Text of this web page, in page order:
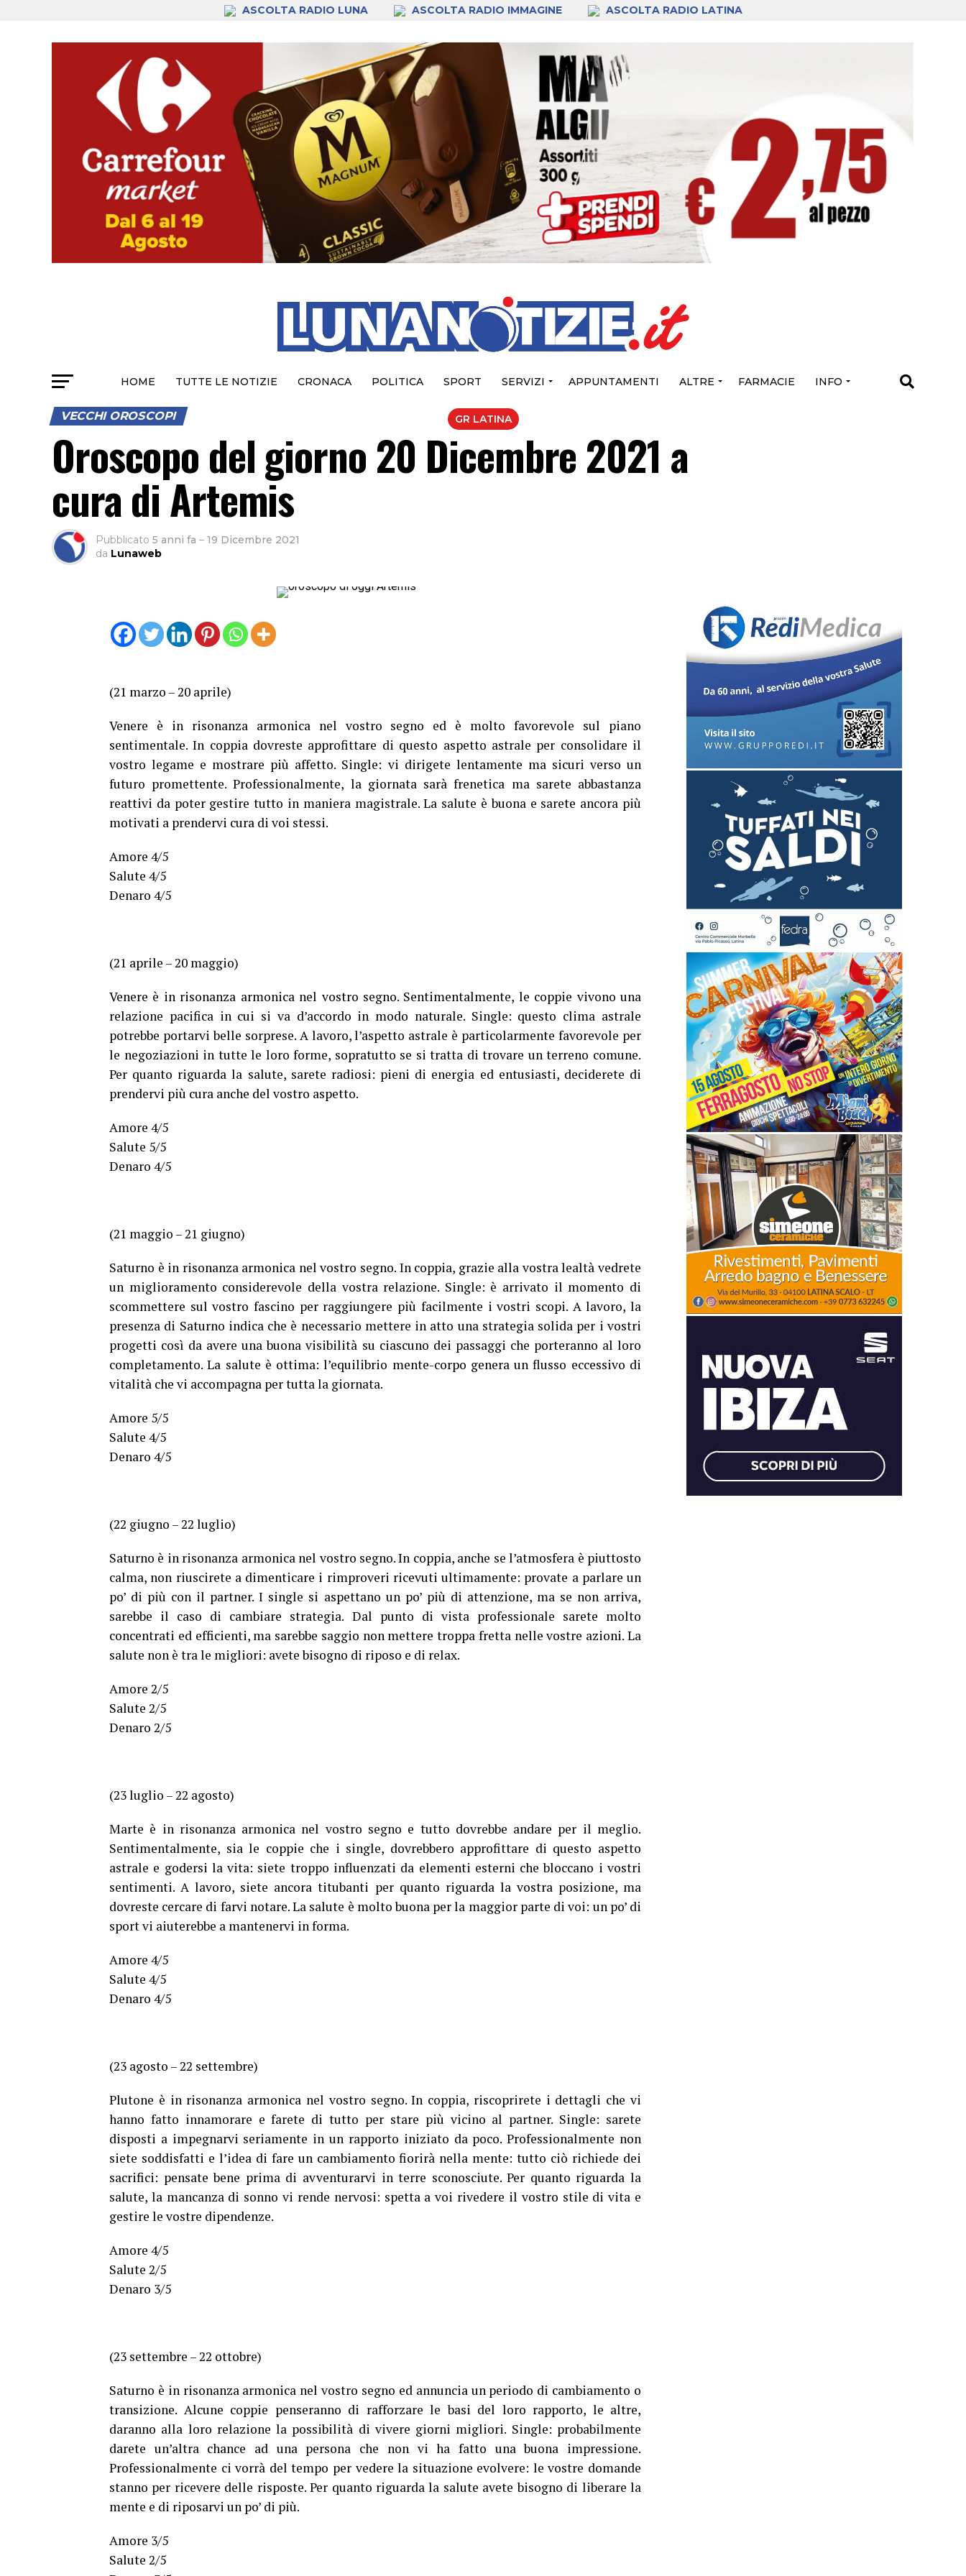
ASCOLTA RADIO LUNA ASCOLTA RADIO IMMAGINE ASCOLTA RADIO LATINA
HOME TUTTE LE NOTIZIE CRONACA POLITICA SPORT SERVIZI APPUNTAMENTI ALTRE FARMACIE INFO
GR LATINA
VECCHI OROSCOPI
Oroscopo del giorno 20 Dicembre 2021 a
cura di Artemis
Pubblicato 5 anni fa – 19 Dicembre 2021
da Lunaweb
(21 marzo – 20 aprile)
Venere è in risonanza armonica nel vostro segno ed è molto favorevole sul piano
sentimentale. In coppia dovreste approfittare di questo aspetto astrale per consolidare il
vostro legame e mostrare più affetto. Single: vi dirigete lentamente ma sicuri verso un
futuro promettente. Professionalmente, la giornata sarà frenetica ma sarete abbastanza
reattivi da poter gestire tutto in maniera magistrale. La salute è buona e sarete ancora più
motivati a prendervi cura di voi stessi.
Amore 4/5
Salute 4/5
Denaro 4/5
(21 aprile – 20 maggio)
Venere è in risonanza armonica nel vostro segno. Sentimentalmente, le coppie vivono una
relazione pacifica in cui si va d’accordo in modo naturale. Single: questo clima astrale
potrebbe portarvi belle sorprese. A lavoro, l’aspetto astrale è particolarmente favorevole per
le negoziazioni in tutte le loro forme, sopratutto se si tratta di trovare un terreno comune.
Per quanto riguarda la salute, sarete radiosi: pieni di energia ed entusiasti, deciderete di
prendervi più cura anche del vostro aspetto.
Amore 4/5
Salute 5/5
Denaro 4/5
(21 maggio – 21 giugno)
Saturno è in risonanza armonica nel vostro segno. In coppia, grazie alla vostra lealtà vedrete
un miglioramento considerevole della vostra relazione. Single: è arrivato il momento di
scommettere sul vostro fascino per raggiungere più facilmente i vostri scopi. A lavoro, la
presenza di Saturno indica che è necessario mettere in atto una strategia solida per i vostri
progetti così da avere una buona visibilità su ciascuno dei passaggi che porteranno al loro
completamento. La salute è ottima: l’equilibrio mente-corpo genera un flusso eccessivo di
vitalità che vi accompagna per tutta la giornata.
Amore 5/5
Salute 4/5
Denaro 4/5
(22 giugno – 22 luglio)
Saturno è in risonanza armonica nel vostro segno. In coppia, anche se l’atmosfera è piuttosto
calma, non riuscirete a dimenticare i rimproveri ricevuti ultimamente: provate a parlare un
po’ di più con il partner. I single si aspettano un po’ più di attenzione, ma se non arriva,
sarebbe il caso di cambiare strategia. Dal punto di vista professionale sarete molto
concentrati ed efficienti, ma sarebbe saggio non mettere troppa fretta nelle vostre azioni. La
salute non è tra le migliori: avete bisogno di riposo e di relax.
Amore 2/5
Salute 2/5
Denaro 2/5
(23 luglio – 22 agosto)
Marte è in risonanza armonica nel vostro segno e tutto dovrebbe andare per il meglio.
Sentimentalmente, sia le coppie che i single, dovrebbero approfittare di questo aspetto
astrale e godersi la vita: siete troppo influenzati da elementi esterni che bloccano i vostri
sentimenti. A lavoro, siete ancora titubanti per quanto riguarda la vostra posizione, ma
dovreste cercare di farvi notare. La salute è molto buona per la maggior parte di voi: un po’ di
sport vi aiuterebbe a mantenervi in forma.
Amore 4/5
Salute 4/5
Denaro 4/5
(23 agosto – 22 settembre)
Plutone è in risonanza armonica nel vostro segno. In coppia, riscoprirete i dettagli che vi
hanno fatto innamorare e farete di tutto per stare più vicino al partner. Single: sarete
disposti a impegnarvi seriamente in un rapporto iniziato da poco. Professionalmente non
siete soddisfatti e l’idea di fare un cambiamento fiorirà nella mente: tutto ciò richiede dei
sacrifici: pensate bene prima di avventurarvi in terre sconosciute. Per quanto riguarda la
salute, la mancanza di sonno vi rende nervosi: spetta a voi rivedere il vostro stile di vita e
gestire le vostre dipendenze.
Amore 4/5
Salute 2/5
Denaro 3/5
(23 settembre – 22 ottobre)
Saturno è in risonanza armonica nel vostro segno ed annuncia un periodo di cambiamento o
transizione. Alcune coppie penseranno di rafforzare le basi del loro rapporto, le altre,
daranno alla loro relazione la possibilità di vivere giorni migliori. Single: probabilmente
darete un’altra chance ad una persona che non vi ha fatto una buona impressione.
Professionalmente ci vorrà del tempo per vedere la situazione evolvere: le vostre domande
stanno per ricevere delle risposte. Per quanto riguarda la salute avete bisogno di liberare la
mente e di riposarvi un po’ di più.
Amore 3/5
Salute 2/5